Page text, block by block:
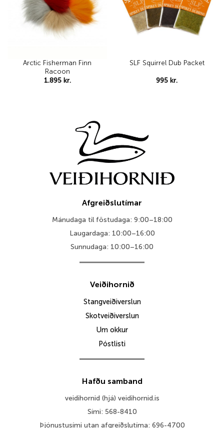
Arctic Fisherman Finn
Racoon
1.895 kr.
SLF Squirrel Dub Packet
995 kr.
Afgreiðslutímar
Mánudaga til föstudaga: 9:00–18:00
Laugardaga: 10:00–16:00
Sunnudaga: 10:00–16:00
Veiðihornið
Stangveiðiverslun
Skotveiðiverslun
Um okkur
Póstlisti
Hafðu samband
veidihornid (hjá) veidihornid.is
Sími: 568-8410
Þjónustusími utan afgreiðslutíma: 696-4700